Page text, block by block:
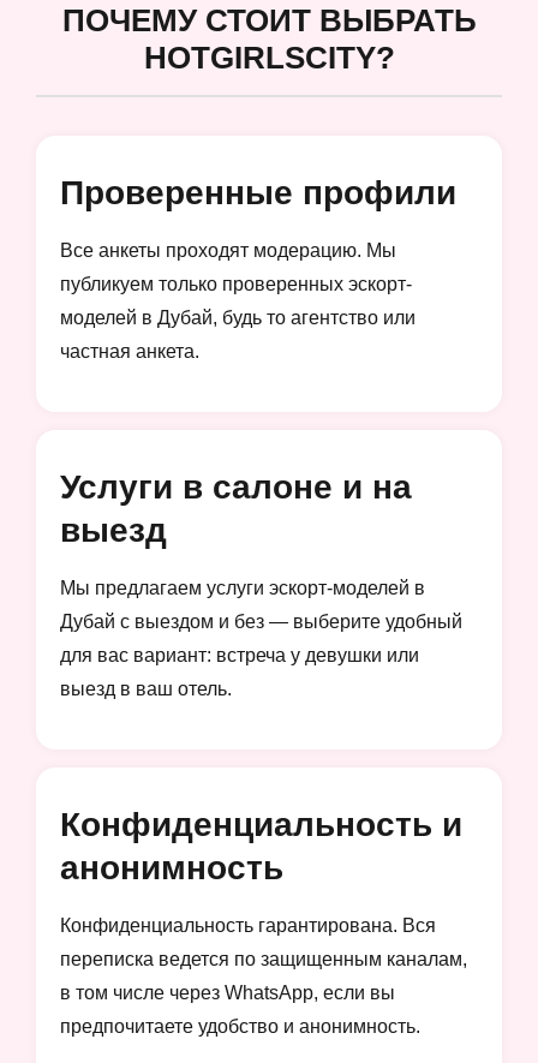
ПОЧЕМУ СТОИТ ВЫБРАТЬ
HOTGIRLSCITY?
Проверенные профили
Все анкеты проходят модерацию. Мы
публикуем только проверенных эскорт-
моделей в Дубай, будь то агентство или
частная анкета.
Услуги в салоне и на
выезд
Мы предлагаем услуги эскорт-моделей в
Дубай с выездом и без — выберите удобный
для вас вариант: встреча у девушки или
выезд в ваш отель.
Конфиденциальность и
анонимность
Конфиденциальность гарантирована. Вся
переписка ведется по защищенным каналам,
в том числе через WhatsApp, если вы
предпочитаете удобство и анонимность.